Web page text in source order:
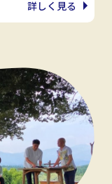
詳しく見る